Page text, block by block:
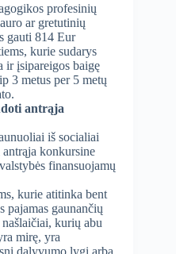
profesinių
ar gretutinių
gauti 814 Eur
kurie sudarys
ir įsipareigos baigę
3 metus per 5 metų
antrąja
iš socialiai
konkursine
finansuojamų
kurie atitinka bent
pajamas gaunančių
kurių abu
mirę, yra